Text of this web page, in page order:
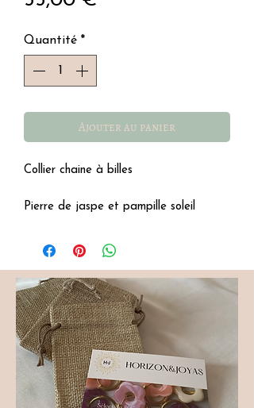
Quantité *
Ajouter au panier
Collier chaine à billes
Pierre de jaspe et pampille soleil
Acier inoxydable, résistant à l'eau